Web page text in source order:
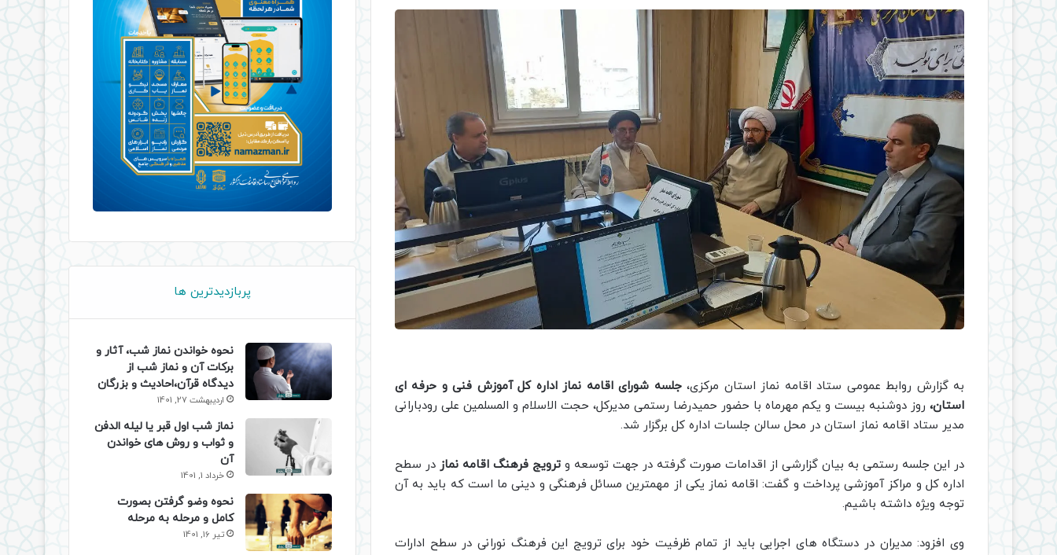
به گزارش روابط عمومی ستاد اقامه نماز استان مرکزی،جلسه شورای اقامه نماز اداره کل آموزش فنی و حرفه ای
استان، روز دوشنبه بیست و یکم مهرماه با حضور حمیدرضا رستمی مدیرکل، حجت الاسلام و المسلمین علی رودبارانی
مدیر ستاد اقامه نماز استان در محل سالن جلسات اداره کل برگزار شد.
در این جلسه رستمی به بیان گزارشی از اقدامات صورت گرفته در جهت توسعه و ترویج فرهنگ اقامه نماز در سطح
اداره کل و مراکز آموزشی پرداخت و گفت: اقامه نماز یکی از مهمترین مسائل فرهنگی و دینی ما است که باید به آن
توجه ویژه داشته باشیم.
وی افزود: مدیران در دستگاه های اجرایی باید از تمام ظرفیت خود برای ترویج این فرهنگ نورانی در سطح ادارات
پربازدیدترین ها
نحوه خواندن نماز شب، آثار و
برکات آن و نماز شب از
دیدگاه قرآن،احادیث و بزرگان
اردیبهشت 27, 1401
نماز شب اول قبر یا لیله الدفن
و ثواب و روش های خواندن
آن
خرداد 1, 1401
نحوه وضو گرفتن بصورت
کامل و مرحله به مرحله
تیر 16, 1401